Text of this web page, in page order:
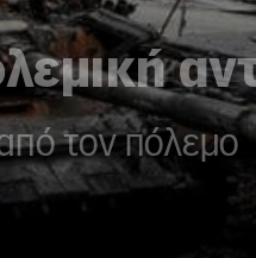
τον πόλεμο